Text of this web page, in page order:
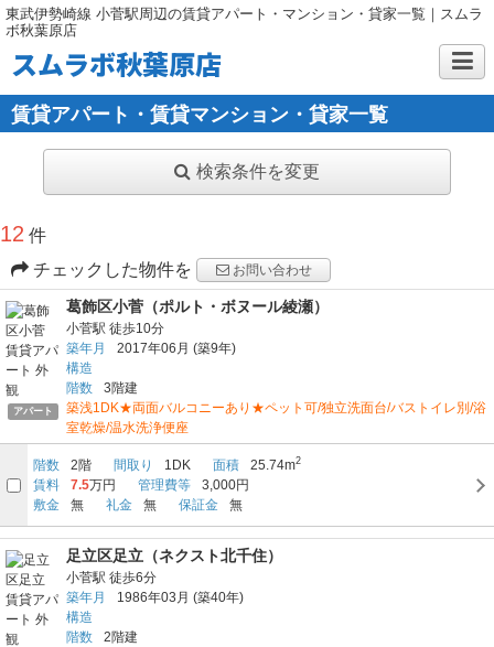
東武伊勢崎線 小菅駅周辺の賃貸アパート・マンション・貸家一覧｜スムラ
ボ秋葉原店
スムラボ秋葉原店
賃貸アパート・賃貸マンション・貸家一覧
検索条件を変更
12 件
チェックした物件を
お問い合わせ
アパート
葛飾区小菅（ポルト・ボヌール綾瀬）
小菅駅 徒歩10分
築年月
2017年06月 (築9年)
構造
階数
3階建
築浅1DK★両面バルコニーあり★ペット可/独立洗面台/バストイレ別/浴
室乾燥/温水洗浄便座
階数 2階 間取り 1DK 面積 25.74m2
賃料 7.5万円 管理費等
3,000円
敷金
無 礼金 無 保証金 無
足立区足立（ネクスト北千住）
小菅駅 徒歩6分
築年月
1986年03月 (築40年)
構造
階数
2階建